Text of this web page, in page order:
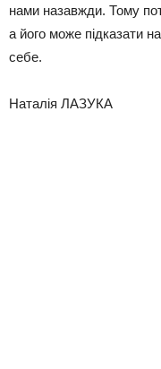
нами назавжди. Тому
а його може підказати
себе.
Наталія ЛАЗУКА